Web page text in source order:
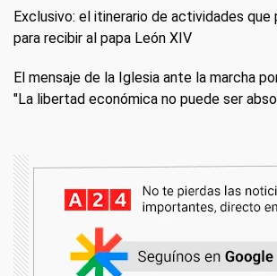
Exclusivo: el itinerario de actividades que
para recibir al papa León XIV
El mensaje de la Iglesia ante la marcha
"La libertad económica no puede ser